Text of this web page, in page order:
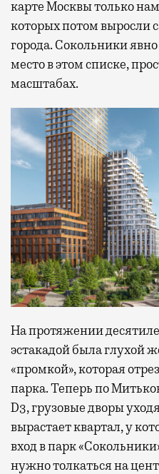
карте Москвы только
которых потом выросли
города. Сокольники
место в этом списке,
масштабах.
На протяжении
эстакадой была глухой
«промкой», которая
парка. Теперь по
D3, грузовые дворы
вырастает квартал, у
вход в парк
нужно толкаться на